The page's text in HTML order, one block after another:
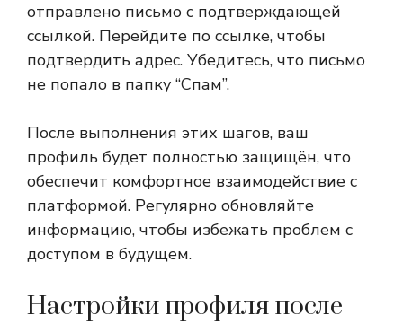
отправлено письмо с подтверждающей
ссылкой. Перейдите по ссылке, чтобы
подтвердить адрес. Убедитесь, что письмо
не попало в папку “Спам”.
После выполнения этих шагов, ваш
профиль будет полностью защищён, что
обеспечит комфортное взаимодействие с
платформой. Регулярно обновляйте
информацию, чтобы избежать проблем с
доступом в будущем.
Настройки профиля после